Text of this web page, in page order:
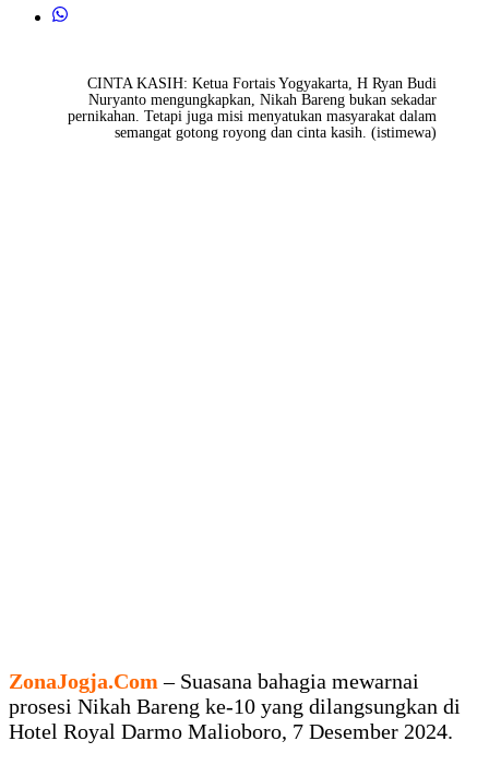
CINTA KASIH: Ketua Fortais Yogyakarta, H Ryan Budi
Nuryanto mengungkapkan, Nikah Bareng bukan sekadar
pernikahan. Tetapi juga misi menyatukan masyarakat dalam
semangat gotong royong dan cinta kasih. (istimewa)
ZonaJogja.Com – Suasana bahagia mewarnai
prosesi Nikah Bareng ke-10 yang dilangsungkan di
Hotel Royal Darmo Malioboro, 7 Desember 2024.